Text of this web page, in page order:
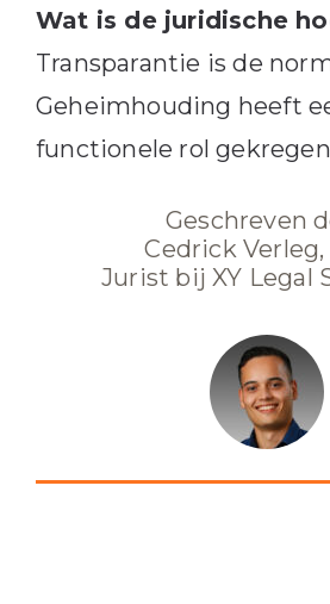
Wat is de juridische
Transparantie is de
Geheimhouding heeft
functionele rol
Geschreven
Cedrick Verleg,
Jurist bij XY Legal